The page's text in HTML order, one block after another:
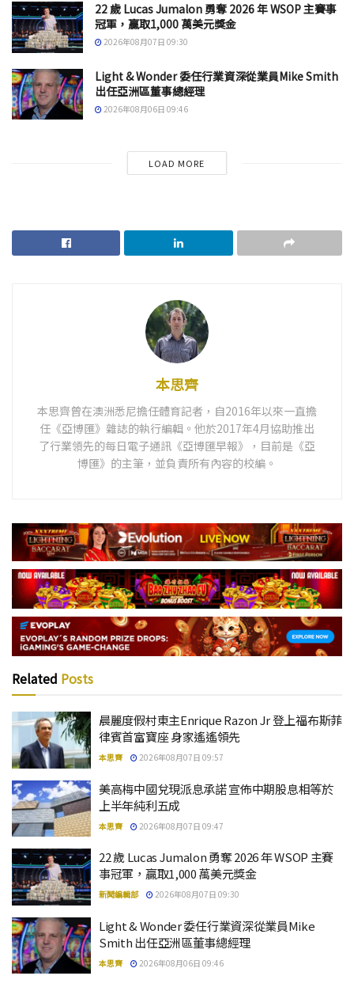
22 歲 Lucas Jumalon 勇奪 2026 年 WSOP 主賽事
冠軍，贏取1,000 萬美元獎金
2026年08月07日 09:30
Light & Wonder 委任行業資深從業員Mike Smith
出任亞洲區董事總經理
2026年08月06日 09:46
LOAD MORE
本思齊
本思齊曾在澳洲悉尼擔任體育記者，自2016年以來一直擔
任《亞博匯》雜誌的執行編輯。他於2017年4月協助推出
了行業領先的每日電子通訊《亞博匯早報》，目前是《亞
博匯》的主筆，並負責所有內容的校編。
Related Posts
晨麗度假村東主Enrique Razon Jr 登上福布斯菲
律賓首富寶座 身家遙遙領先
本思齊 2026年08月07日 09:57
美高梅中國兌現派息承諾 宣佈中期股息相等於
上半年純利五成
本思齊 2026年08月07日 09:47
22 歲 Lucas Jumalon 勇奪 2026 年 WSOP 主賽
事冠軍，贏取1,000 萬美元獎金
新聞編輯部 2026年08月07日 09:30
Light & Wonder 委任行業資深從業員Mike
Smith 出任亞洲區董事總經理
本思齊 2026年08月06日 09:46